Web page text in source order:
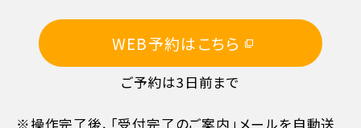
WEB予約はこちら
ご予約は3日前まで